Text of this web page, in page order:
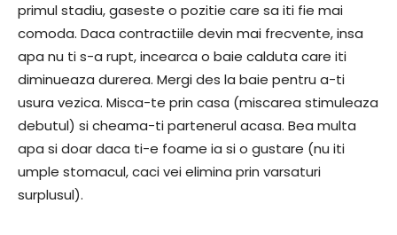
primul stadiu, gaseste o pozitie care sa iti fie mai
comoda. Daca contractiile devin mai frecvente, insa
apa nu ti s-a rupt, incearca o baie calduta care iti
diminueaza durerea. Mergi des la baie pentru a-ti
usura vezica. Misca-te prin casa (miscarea stimuleaza
debutul) si cheama-ti partenerul acasa. Bea multa
apa si doar daca ti-e foame ia si o gustare (nu iti
umple stomacul, caci vei elimina prin varsaturi
surplusul).